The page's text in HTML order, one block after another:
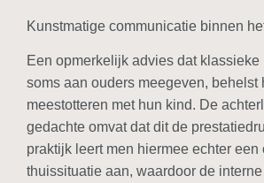
Kunstmatige communicatie binnen
Een opmerkelijk advies dat klassieke
soms aan ouders meegeven, behelst
meestotteren met hun kind. De
gedachte omvat dat dit de
praktijk leert men hiermee echter
thuissituatie aan, waardoor de